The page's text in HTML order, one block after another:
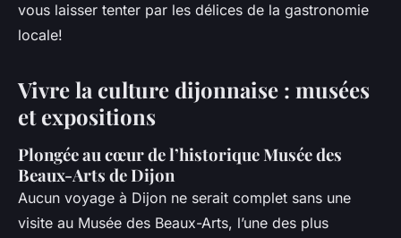
vous laisser tenter par les délices de la gastronomie
locale!
Vivre la culture dijonnaise : musées
et expositions
Plongée au cœur de l’historique Musée des
Beaux-Arts de Dijon
Aucun voyage à Dijon ne serait complet sans une
visite au Musée des Beaux-Arts, l’une des plus